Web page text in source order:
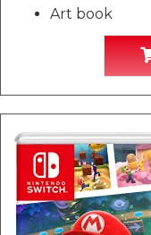
Art book